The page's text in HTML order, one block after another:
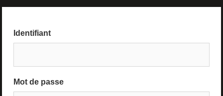
Identifiant
Mot de passe